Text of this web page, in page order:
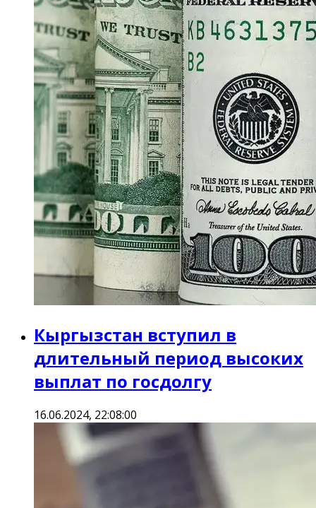
Кыргызстан вступил в
длительный период высоких
выплат по госдолгу
16.06.2024, 22:08:00